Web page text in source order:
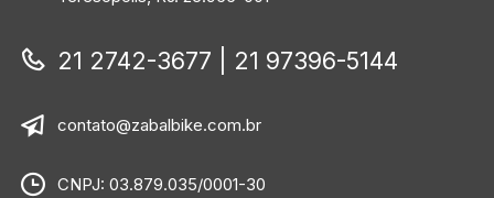
21 2742-3677 | 21 97396-5144
contato@zabalbike.com.br
CNPJ: 03.879.035/0001-30